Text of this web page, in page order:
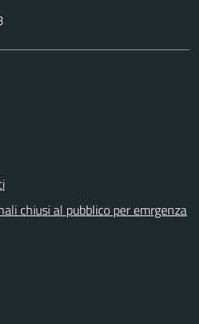
chiusi al pubblico per emrgenza